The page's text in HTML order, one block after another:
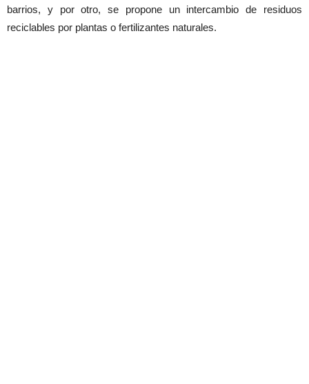
barrios, y por otro, se propone un intercambio de residuos
reciclables por plantas o fertilizantes naturales.